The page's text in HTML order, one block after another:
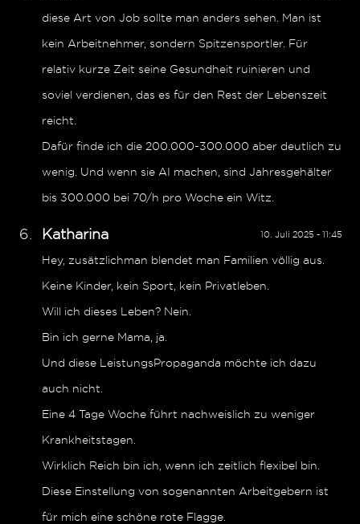
diese Art von Job sollte man anders sehen. Man ist
kein Arbeitnehmer, sondern Spitzensportler. Für
relativ kurze Zeit seine Gesundheit ruinieren und
soviel verdienen, das es für den Rest der Lebenszeit
reicht.
Dafür finde ich die 200.000-300.000 aber deutlich zu
wenig. Und wenn sie AI machen, sind Jahresgehälter
bis 300.000 bei 70/h pro Woche ein Witz.
10. Juli 2025 - 11:45
Katharina
Hey, zusätzlichman blendet man Familien völlig aus.
Keine Kinder, kein Sport, kein Privatleben.
Will ich dieses Leben? Nein.
Bin ich gerne Mama, ja.
Und diese LeistungsPropaganda möchte ich dazu
auch nicht.
Eine 4 Tage Woche führt nachweislich zu weniger
Krankheitstagen.
Wirklich Reich bin ich, wenn ich zeitlich flexibel bin.
Diese Einstellung von sogenannten Arbeitgebern ist
für mich eine schöne rote Flagge.